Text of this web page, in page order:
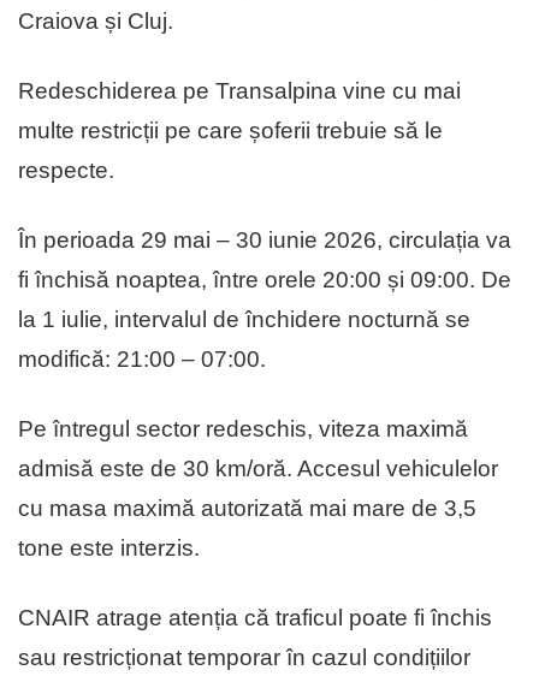
Craiova și Cluj.
Redeschiderea pe Transalpina vine cu mai
multe restricții pe care șoferii trebuie să le
respecte.
În perioada 29 mai – 30 iunie 2026, circulația va
fi închisă noaptea, între orele 20:00 și 09:00. De
la 1 iulie, intervalul de închidere nocturnă se
modifică: 21:00 – 07:00.
Pe întregul sector redeschis, viteza maximă
admisă este de 30 km/oră. Accesul vehiculelor
cu masa maximă autorizată mai mare de 3,5
tone este interzis.
CNAIR atrage atenția că traficul poate fi închis
sau restricționat temporar în cazul condițiilor